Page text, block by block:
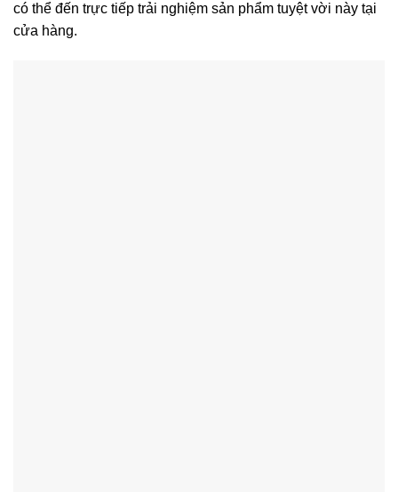
có thể đến trực tiếp trải nghiệm sản phẩm tuyệt vời này tại
cửa hàng.